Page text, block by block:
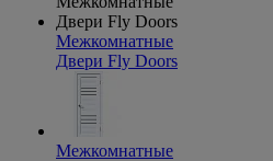
Межкомнатные
Двери Fly Doors
Межкомнатные